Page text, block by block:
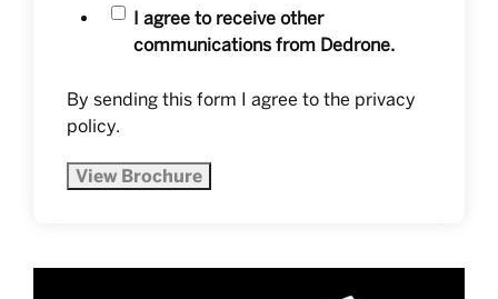
I agree to receive other
communications from Dedrone.
By sending this form I agree to the privacy
policy.